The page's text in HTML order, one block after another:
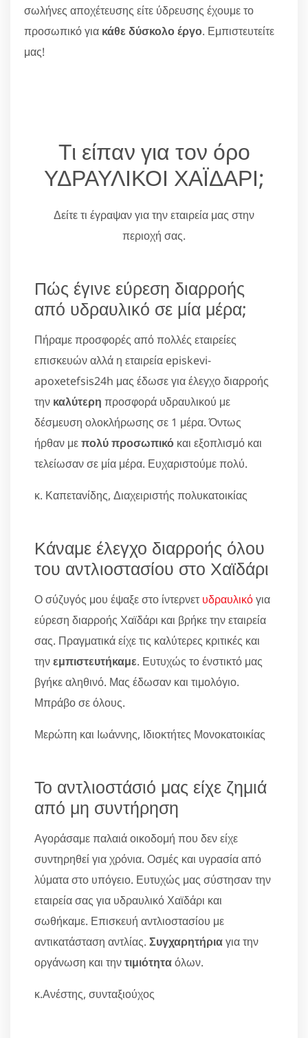
σωλήνες αποχέτευσης είτε ύδρευσης έχουμε το
προσωπικό για κάθε δύσκολο έργο. Εμπιστευτείτε
μας!
Τι είπαν για τον όρο
ΥΔΡΑΥΛΙΚΟΙ ΧΑΪΔΑΡΙ;
Δείτε τι έγραψαν για την εταιρεία μας στην
περιοχή σας.
Πώς έγινε εύρεση διαρροής
από υδραυλικό σε μία μέρα;
Πήραμε προσφορές από πολλές εταιρείες
επισκευών αλλά η εταιρεία episkevi-
apoxetefsis24h μας έδωσε για έλεγχο διαρροής
την καλύτερη προσφορά υδραυλικού με
δέσμευση ολοκλήρωσης σε 1 μέρα. Όντως
ήρθαν μεπολύ προσωπικό και εξοπλισμό και
τελείωσαν σε μία μέρα. Ευχαριστούμε πολύ.
κ. Καπετανίδης, Διαχειριστής πολυκατοικίας
Κάναμε έλεγχο διαρροής όλου
του αντλιοστασίου στο Χαϊδάρι
Ο σύζυγός μου έψαξε στο ίντερνετυδραυλικόγια
εύρεση διαρροής Χαϊδάρι και βρήκε την εταιρεία
σας. Πραγματικά είχε τις καλύτερες κριτικές και
τηνεμπιστευτήκαμε. Ευτυχώς το ένστικτό μας
βγήκε αληθινό. Μας έδωσαν και τιμολόγιο.
Μπράβο σε όλους.
Μερώπη και Ιωάννης, Ιδιοκτήτες Μονοκατοικίας
Το αντλιοστάσιό μας είχε ζημιά
από μη συντήρηση
Αγοράσαμε παλαιά οικοδομή που δεν είχε
συντηρηθεί για χρόνια. Οσμές και υγρασία από
λύματα στο υπόγειο. Ευτυχώς μας σύστησαν την
εταιρεία σας για υδραυλικό Χαϊδάρι και
σωθήκαμε. Επισκευή αντλιοστασίου με
αντικατάσταση αντλίας. Συγχαρητήριαγια την
οργάνωση και τηντιμιότηταόλων.
κ.Ανέστης, συνταξιούχος